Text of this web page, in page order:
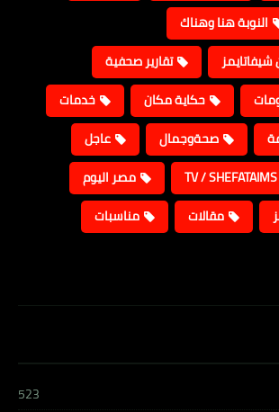
النوبة هنا وهناك
تقارير صحفية
حكاية مكان
خدمات
صحةوجمال
عاجل
مصر اليوم
مقالات
مناسبات
523